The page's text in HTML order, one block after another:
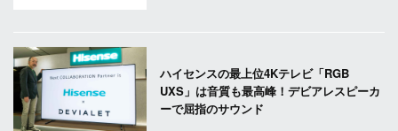
ハイセンスの最上位4Kテレビ「RGB
UXS」は音質も最高峰！デビアレスピーカ
ーで屈指のサウンド